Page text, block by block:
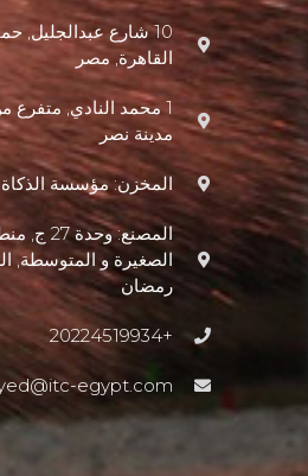
10 شارع عبدالجليل,
القاهرة, مصر
1 محمد النادي, متفرع
مدينة نصر
المخزن: مؤسسة الذكاة,
المصنع:
الصغيرة و المتوسطة,
رمضان
+20224519934
egypt.com